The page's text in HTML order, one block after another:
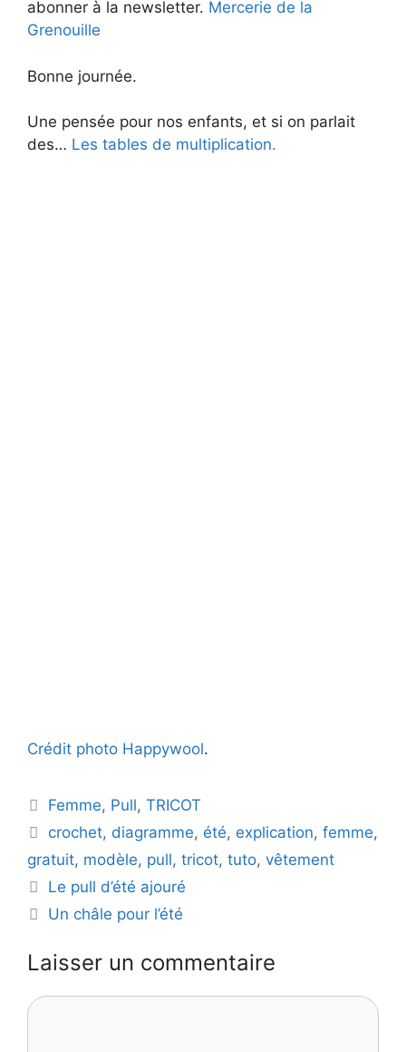
abonner à la newsletter. Mercerie de la
Grenouille
Bonne journée.
Une pensée pour nos enfants, et si on parlait
des… Les tables de multiplication.
Crédit photo Happywool.
Catégories
Femme, Pull,TRICOT
Étiquettes
crochet, diagramme, été, explication,femme,
gratuit, modèle, pull, tricot, tuto, vêtement
Le pull d’été ajouré
Un châle pour l’été
Laisser un commentaire
Commentaire